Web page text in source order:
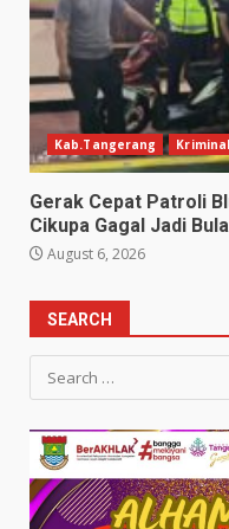
Kab.Tangerang Kriminal
Gerak Cepat Patroli
Cikupa Gagal Jadi
August 6, 2026
SEARCH
Search
for: